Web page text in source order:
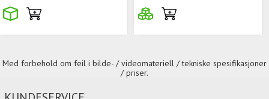
Med forbehold om feil i bilde- / videomateriell / tekniske spesifikasjoner
/ priser.